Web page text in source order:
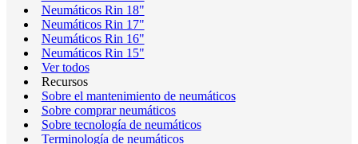
Neumáticos Rin 18"
Neumáticos Rin 17"
Neumáticos Rin 16"
Neumáticos Rin 15"
Ver todos
Recursos
Sobre el mantenimiento de neumáticos
Sobre comprar neumáticos
Sobre tecnología de neumáticos
Terminología de neumáticos